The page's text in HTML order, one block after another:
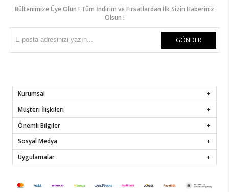
Bültenimize Üye Olun ! Tüm İndirim ve Fırsatlardan İlk Sizin Haberiniz
Olsun !
GÖNDER
Kurumsal
Müşteri İlişkileri
Önemli Bilgiler
Sosyal Medya
Uygulamalar